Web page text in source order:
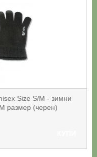
Size S/M - зимни
размер (черен)